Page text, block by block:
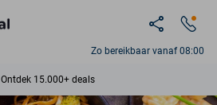
Zo bereikbaar vanaf 08:00
Ontdek 15.000+ deals